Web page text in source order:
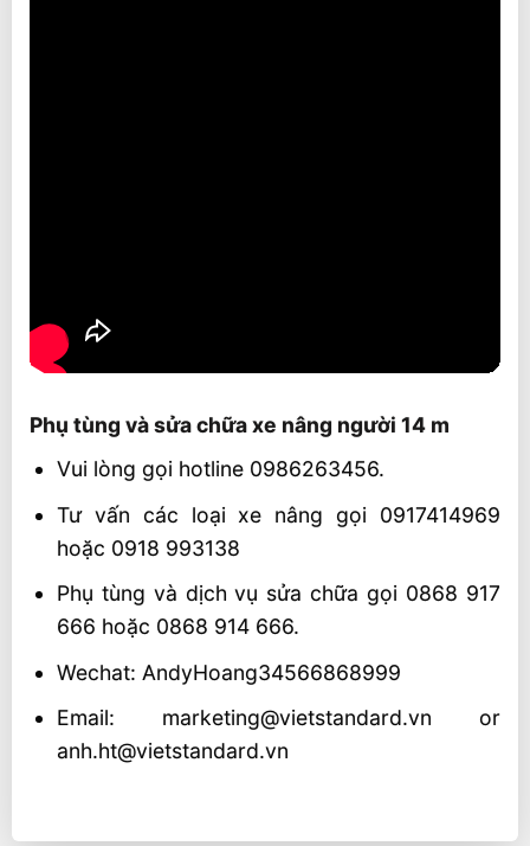
Phụ tùng và sửa chữa xe nâng người 14 m
Vui lòng gọi hotline 0986263456.
Tư vấn các loại xe nâng gọi 0917414969
hoặc 0918 993138
Phụ tùng và dịch vụ sửa chữa gọi 0868 917
666 hoặc 0868 914 666.
Wechat: AndyHoang34566868999
Email: marketing@vietstandard.vn or
anh.ht@vietstandard.vn